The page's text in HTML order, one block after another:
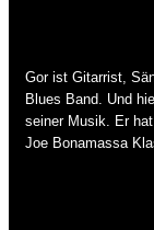
Gor ist Gitarrist,
Blues Band. Und
seiner Musik. Er
Joe Bonamassa